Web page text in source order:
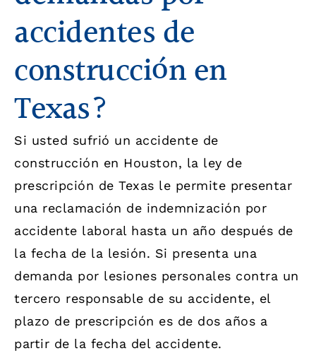
accidentes de
construcción en
Texas?
Si usted sufrió un accidente de
construcción en Houston, la ley de
prescripción de Texas le permite presentar
una reclamación de indemnización por
accidente laboral hasta un año después de
la fecha de la lesión. Si presenta una
demanda por lesiones personales contra un
tercero responsable de su accidente, el
plazo de prescripción es de dos años a
partir de la fecha del accidente.